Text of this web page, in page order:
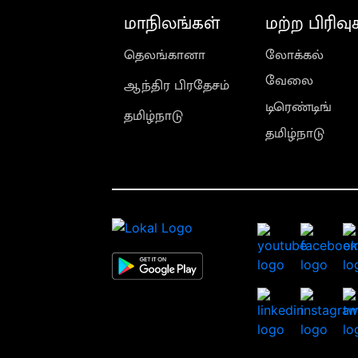
மாநிலங்கள்
தெலங்கானா
ஆந்திர பிரதேசம்
தமிழ்நாடு
மற்ற
லோக்கல்
வேலை
டிரெண்டிங்
தமிழ்நாடு